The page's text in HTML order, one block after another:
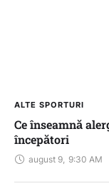
ALTE SPORTURI
Ce înseamnă
începători
august 9 9:30 AM